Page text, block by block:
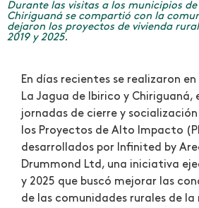
Durante las visitas a los municipios
Chiriguaná se compartió con la
dejaron los proyectos de vivienda
2019 y 2025.
En días recientes se realizaron
La Jagua de Ibirico y Chiriguaná,
jornadas de cierre y
los Proyectos de Alto Impacto
desarrollados por Infinited by
Drummond Ltd, una iniciativa
y 2025 que buscó mejorar las
de las comunidades rurales de la